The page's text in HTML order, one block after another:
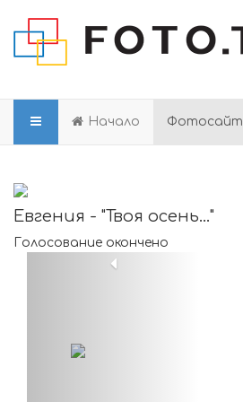
Начало Фотосайт
Евгения - "Твоя осень..."
Голосование окончено